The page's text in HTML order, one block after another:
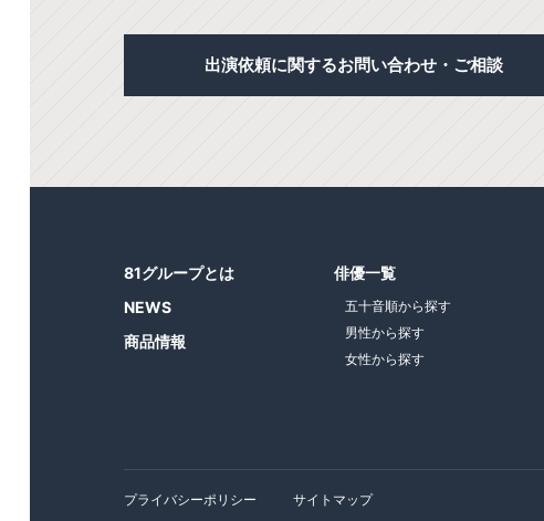
出演依頼に関するお問い合わせ・ご相談
81グループとは
NEWS
商品情報
俳優一覧
五十音順から探す
男性から探す
女性から探す
プライバシーポリシー サイトマップ